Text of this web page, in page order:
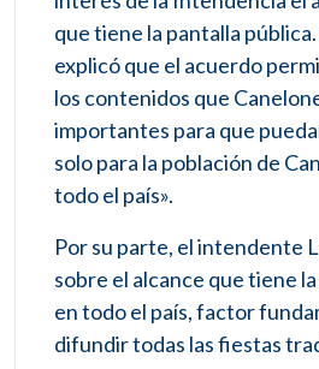
que tiene la pantalla
explicó que el acuerdo
los contenidos que
importantes para que
solo para la población de
todo el país».
Por su parte, el intendente
sobre el alcance que tiene
en todo el país, factor
difundir todas las fiestas